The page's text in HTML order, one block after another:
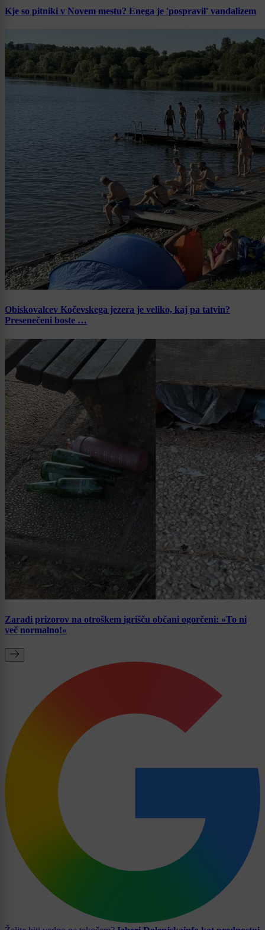
Kje so pitniki v Novem mestu? Enega je 'pospravil' vandalizem
Obiskovalcev Kočevskega jezera je veliko, kaj pa tatvin?
Presenečeni boste …
Zaradi prizorov na otroškem igrišču občani ogorčeni: »To ni
več normalno!«